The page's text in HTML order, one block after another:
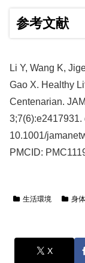
参考文献
Li Y, Wang K,
Gao X. Healthy
Centenarian.
3;7(6):e2417931.
10.1001/
PMCID:
生活環境 身
X